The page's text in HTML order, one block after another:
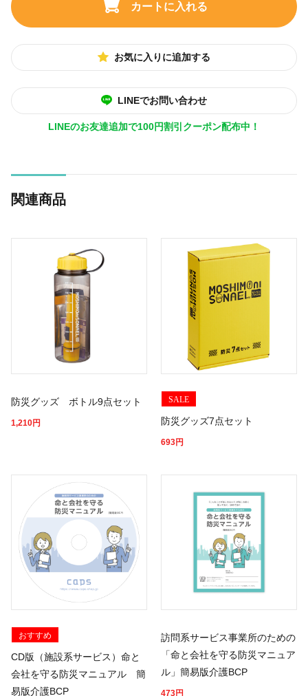
カートに入れる
お気に入りに追加する
LINEでお問い合わせ
LINEのお友達追加で100円割引クーポン配布中！
関連商品
防災グッズ ボトル9点セット
1,210円
SALE
防災グッズ7点セット
693円
おすすめ
CD版（施設系サービス）命と
会社を守る防災マニュアル 簡
易版介護BCP
訪問系サービス事業所のための
「命と会社を守る防災マニュア
ル」簡易版介護BCP
473円